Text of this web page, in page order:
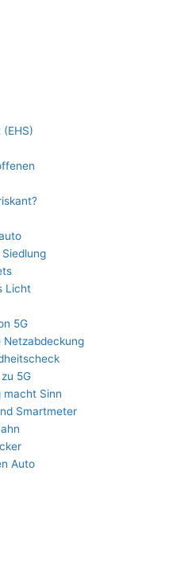
Licht
5G
Netzabdeckung
5G
macht Sinn
Smartmeter
Auto